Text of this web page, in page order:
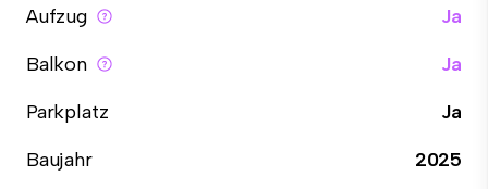
Aufzug
Ja
Balkon
Ja
Parkplatz
Ja
Baujahr
2025